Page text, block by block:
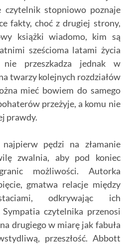
czytelnik stopniowo poznaje
fakty, choć z drugiej strony,
książki wiadomo, kim są
sześcioma latami życia
przeszkadza jednak w
twarzy kolejnych rozdziałów
mieć bowiem do samego
przeżyje, a komu nie
prawdy.
pędzi na złamanie
zwalnia, aby pod koniec
możliwości. Autorka
gmatwa relacje między
odkrywając ich
czytelnika przenosi
drugiego w miarę jak fabuła
przeszłość. Abbott